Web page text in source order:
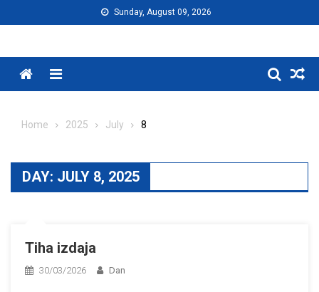
to
Sunday, August 09, 2026
Menu
Home 2025 July 8
DAY: JULY 8, 2025
Tiha izdaja
30/03/2026 Dan